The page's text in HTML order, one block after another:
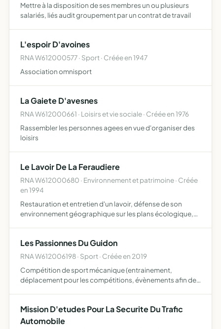
Mettre à la disposition de ses membres un ou plusieurs
salariés, liés audit groupement par un contrat de travail
L'espoir D'avoines
RNA W612000577 · Sport · Créée en 1947
Association omnisport
La Gaiete D'avesnes
RNA W612000661 · Loisirs et vie sociale · Créée en 1976
Rassembler les personnes agees en vue d'organiser des
loisirs
Le Lavoir De La Feraudiere
RNA W612000680 · Environnement et patrimoine · Créée
en 1994
Restauration et entretien d'un lavoir, défense de son
environnement géographique sur les plans écologique,
Les Passionnes Du Guidon
RNA W612006198 · Sport · Créée en 2019
Compétition de sport mécanique (entrainement,
déplacement pour les compétitions, évènements afin de
Mission D'etudes Pour La Securite Du Trafic
Automobile